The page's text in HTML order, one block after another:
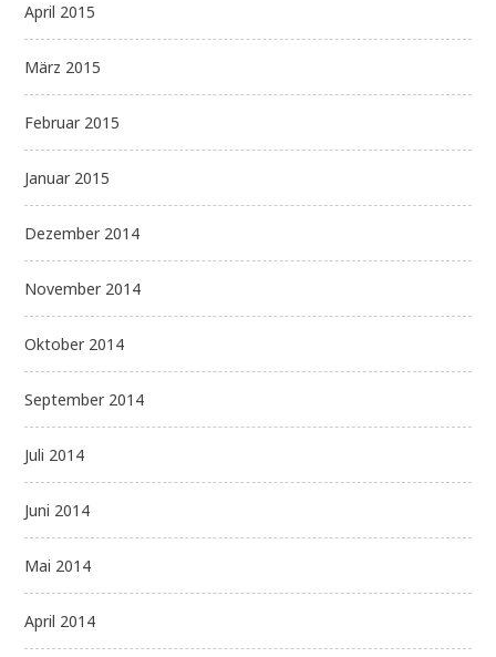
April 2015
März 2015
Februar 2015
Januar 2015
Dezember 2014
November 2014
Oktober 2014
September 2014
Juli 2014
Juni 2014
Mai 2014
April 2014